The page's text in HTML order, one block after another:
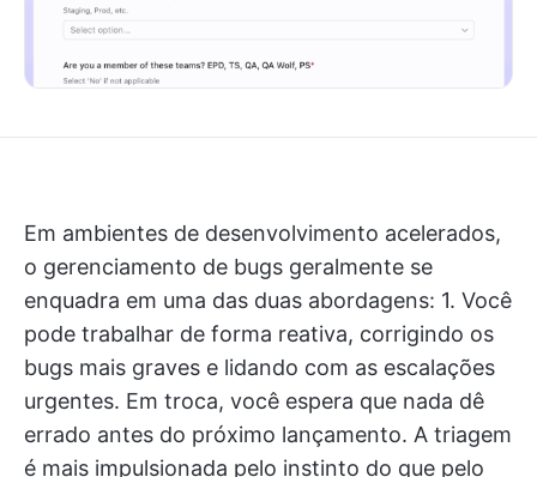
Em ambientes de desenvolvimento acelerados,
o gerenciamento de bugs geralmente se
enquadra em uma das duas abordagens: 1. Você
pode trabalhar de forma reativa, corrigindo os
bugs mais graves e lidando com as escalações
urgentes. Em troca, você espera que nada dê
errado antes do próximo lançamento. A triagem
é mais impulsionada pelo instinto do que pelo